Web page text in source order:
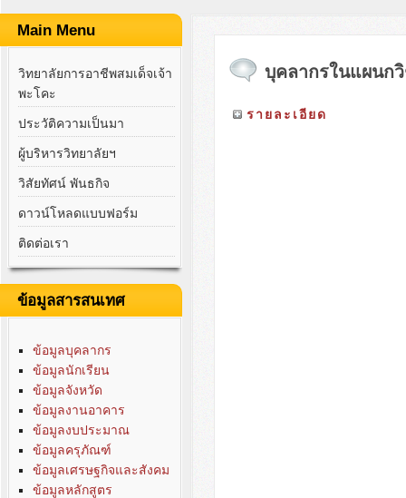
Main Menu
วิทยาลัยการอาชีพสมเด็จเจ้า
พะโคะ
ประวัติความเป็นมา
ผู้บริหารวิทยาลัยฯ
วิสัยทัศน์ พันธกิจ
ดาวน์โหลดแบบฟอร์ม
ติดต่อเรา
ข้อมูลสารสนเทศ
ข้อมูลบุคลากร
ข้อมูลนักเรียน
ข้อมูลจังหวัด
ข้อมูลงานอาคาร
ข้อมูลงบประมาณ
ข้อมูลครุภัณฑ์
ข้อมูลเศรษฐกิจและสังคม
ข้อมูลหลักสูตร
บุคลากรในแผนก
รายละเอียด